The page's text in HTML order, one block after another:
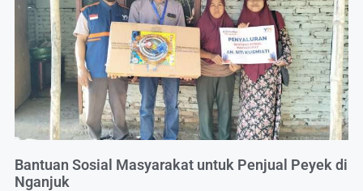
Bantuan Sosial Masyarakat untuk Penjual Peyek di
Nganjuk